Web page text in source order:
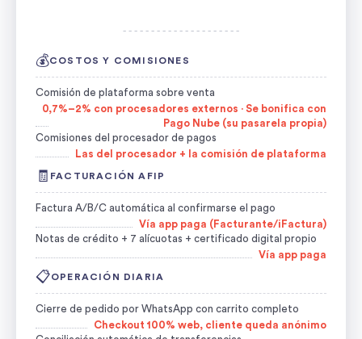
- - - - - - - - - - - - - - - - - - - - -
💰COSTOS Y COMISIONES
Comisión de plataforma sobre venta
0,7%–2% con procesadores externos · Se bonifica con
Pago Nube (su pasarela propia)
Comisiones del procesador de pagos
Las del procesador + la comisión de plataforma
🧾 FACTURACIÓN AFIP
Factura A/B/C automática al confirmarse el pago
Vía app paga (Facturante/iFactura)
Notas de crédito + 7 alícuotas + certificado digital propio
Vía app paga
📋OPERACIÓN DIARIA
Cierre de pedido por WhatsApp con carrito completo
Checkout 100% web, cliente queda anónimo